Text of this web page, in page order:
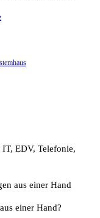
EDV, Telefonie,
aus einer Hand
einer Hand?